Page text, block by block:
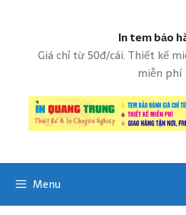
t
In tem bảo
Giá chỉ từ 50đ/cái. Thiết kế
miễn phí
Menu